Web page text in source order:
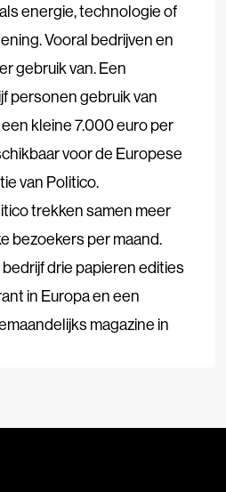
energie, technologie of
Vooral bedrijven en
gebruik van. Een
personen gebruik van
kleine 7.000 euro per
voor de Europese
van Politico.
trekken samen meer
bezoekers per maand.
drie papieren edities
in Europa en een
magazine in